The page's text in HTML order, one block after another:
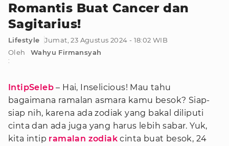
Romantis Buat Cancer dan
Sagitarius!
Lifestyle
Jumat, 23 Agustus 2024 - 18:02 WIB
Oleh
:
Wahyu Firmansyah
IntipSeleb – Hai, Inselicious! Mau tahu
bagaimana ramalan asmara kamu besok? Siap-
siap nih, karena ada zodiak yang bakal diliputi
cinta dan ada juga yang harus lebih sabar. Yuk,
kita intip ramalan zodiak cinta buat besok, 24